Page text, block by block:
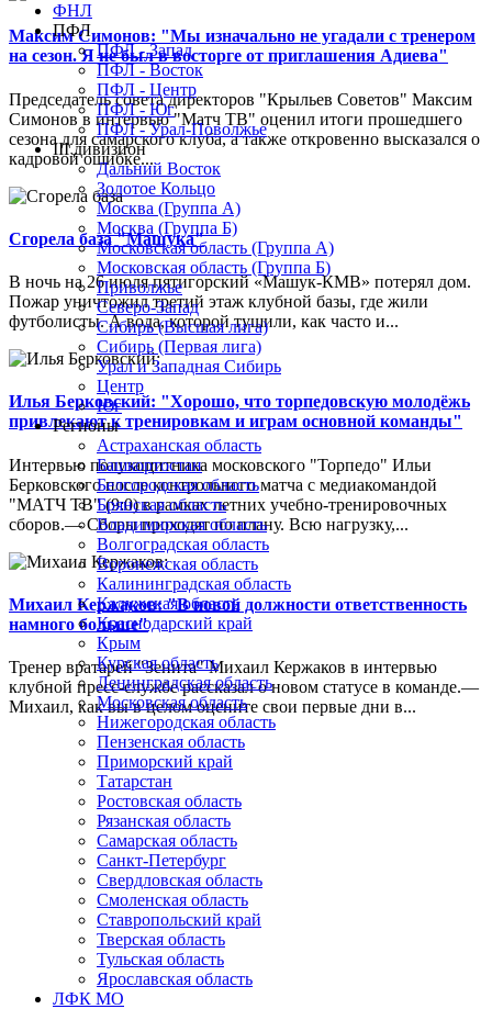
Максим Симонов: "Мы изначально не угадали с тренером
на сезон. Я не был в восторге от приглашения Адиева"
Председатель совета директоров "Крыльев Советов" Максим
Симонов в интервью "Матч ТВ" оценил итоги прошедшего
сезона для самарского клуба, а также откровенно высказался о
кадровой ошибке...
Сгорела база "Машука"
В ночь на 26 июля пятигорский «Машук-КМВ» потерял дом.
Пожар уничтожил третий этаж клубной базы, где жили
футболисты. А вода, которой тушили, как часто и...
Илья Берковский: "Хорошо, что торпедовскую молодёжь
привлекают к тренировкам и играм основной команды"
Интервью полузащитника московского "Торпедо" Ильи
Берковского после контрольного матча с медиакомандой
"МАТЧ ТВ" (9:0) в рамках летних учебно-тренировочных
сборов.— Сборы проходят по плану. Всю нагрузку,...
Михаил Кержаков: "В новой должности ответственность
намного больше"
Тренер вратарей "Зенита" Михаил Кержаков в интервью
клубной пресс-службе рассказал о новом статусе в команде.—
Михаил, как вы в целом оцените свои первые дни в...
ФНЛ
ПФЛ
ПФЛ - Запад
ПФЛ - Восток
ПФЛ - Центр
ПФЛ - Юг
ПФЛ - Урал-Поволжье
III дивизион
Дальний Восток
Золотое Кольцо
Москва (Группа А)
Москва (Группа Б)
Московская область (Группа А)
Московская область (Группа Б)
Приволжье
Северо-Запад
Сибирь (Высшая лига)
Сибирь (Первая лига)
Урал и Западная Сибирь
Центр
Юг
Регионы
Астраханская область
Башкортостан
Белгородская область
Брянская область
Владимирская область
Волгоградская область
Воронежская область
Калининградская область
Калужская область
Краснодарский край
Крым
Курская область
Ленинградская область
Московская область
Нижегородская область
Пензенская область
Приморский край
Татарстан
Ростовская область
Рязанская область
Самарская область
Санкт-Петербург
Свердловская область
Смоленская область
Ставропольский край
Тверская область
Тульская область
Ярославская область
ЛФК МО